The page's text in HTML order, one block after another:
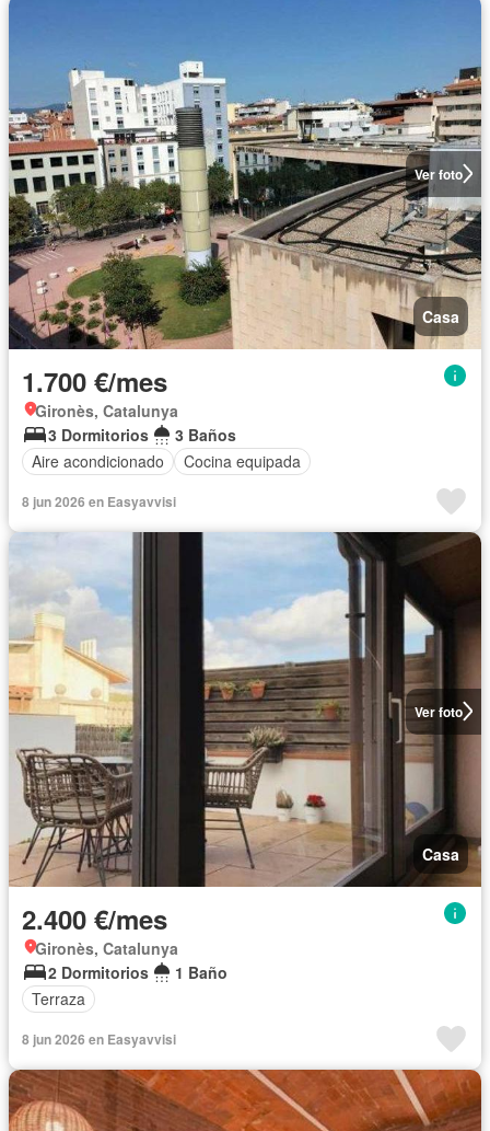
Ver foto
Casa
1.700 €/mes
Gironès, Catalunya
3 Dormitorios
3 Baños
Aire acondicionado
Cocina equipada
8 jun 2026 en Easyavvisi
Ver foto
Casa
2.400 €/mes
Gironès, Catalunya
2 Dormitorios
1 Baño
Terraza
8 jun 2026 en Easyavvisi